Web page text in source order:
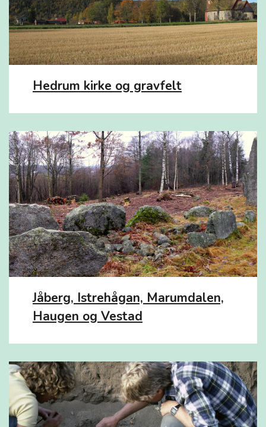
Hedrum kirke og gravfelt
Jåberg, Istrehågan, Marumdalen,
Haugen og Vestad